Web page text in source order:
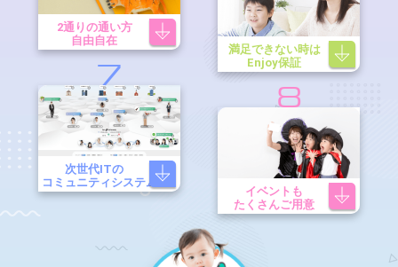
2通りの通い方
自由自在
満足できない時は
Enjoy保証
7
次世代ITの
コミュニティシステム
8
イベントも
たくさんご用意